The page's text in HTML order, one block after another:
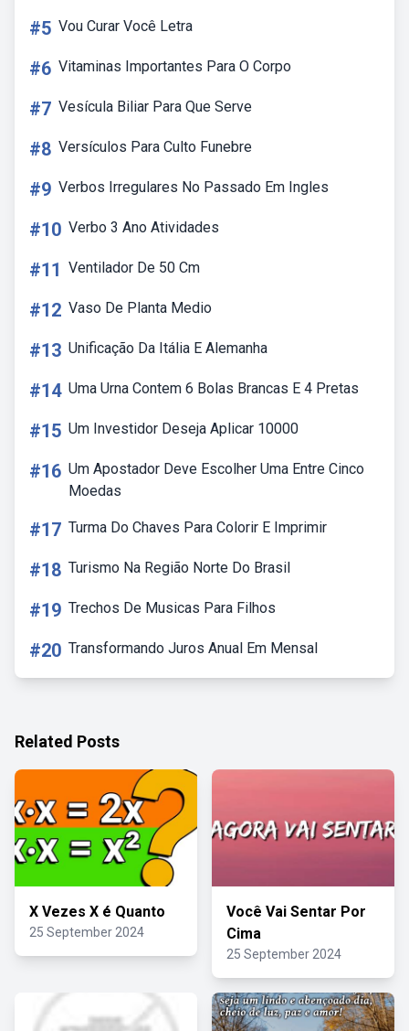
#5 Vou Curar Você Letra
#6 Vitaminas Importantes Para O Corpo
#7 Vesícula Biliar Para Que Serve
#8 Versículos Para Culto Funebre
#9 Verbos Irregulares No Passado Em Ingles
#10 Verbo 3 Ano Atividades
#11 Ventilador De 50 Cm
#12 Vaso De Planta Medio
#13 Unificação Da Itália E Alemanha
#14 Uma Urna Contem 6 Bolas Brancas E 4 Pretas
#15 Um Investidor Deseja Aplicar 10000
#16 Um Apostador Deve Escolher Uma Entre Cinco
Moedas
#17 Turma Do Chaves Para Colorir E Imprimir
#18 Turismo Na Região Norte Do Brasil
#19 Trechos De Musicas Para Filhos
#20 Transformando Juros Anual Em Mensal
Related Posts
X Vezes X é Quanto
25 September 2024
Você Vai Sentar Por
Cima
25 September 2024